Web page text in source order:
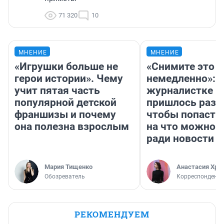
71 320 10
МНЕНИЕ
«Игрушки больше не
герои истории». Чему
учит пятая часть
популярной детской
франшизы и почему
она полезна взрослым
Мария Тищенко
Обозреватель
МНЕНИЕ
«Снимите это
немедленно»:
журналистке
пришлось
чтобы попасть
на что можно
ради новости
Анастасия
Корреспондент
РЕКОМЕНДУЕМ